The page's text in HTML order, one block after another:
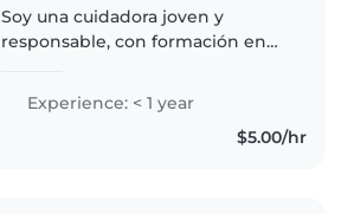
Soy una cuidadora joven y
responsable, con formación en
encanta trabajar con niños en
edad preescolar y escolar,
Experience: < 1 year
$5.00/hr